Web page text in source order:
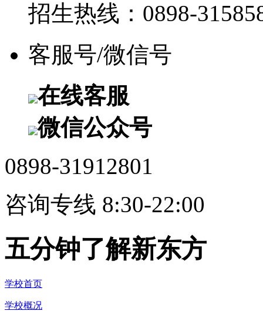
招生热线：0898-
客服号/微信号
在线客服
微信公众号
0898-31912801
咨询专线 8:30-22:00
五分钟了解新东方
学校首页
学校概况